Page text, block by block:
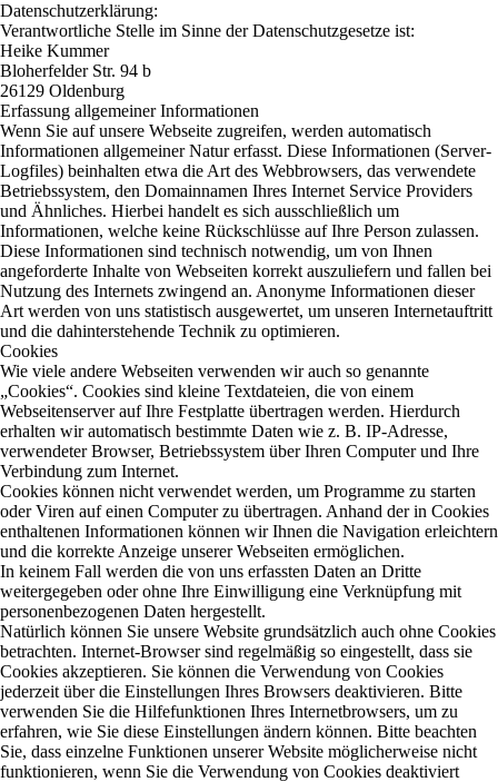
Datenschutzerklärung:
Verantwortliche Stelle im Sinne der Datenschutzgesetze ist:
Heike Kummer
Bloherfelder Str. 94 b
26129 Oldenburg
Erfassung allgemeiner Informationen
Wenn Sie auf unsere Webseite zugreifen, werden automatisch
Informationen allgemeiner Natur erfasst. Diese Informationen (Server-
Logfiles) beinhalten etwa die Art des Webbrowsers, das verwendete
Betriebssystem, den Domainnamen Ihres Internet Service Providers
und Ähnliches. Hierbei handelt es sich ausschließlich um
Informationen, welche keine Rückschlüsse auf Ihre Person zulassen.
Diese Informationen sind technisch notwendig, um von Ihnen
angeforderte Inhalte von Webseiten korrekt auszuliefern und fallen bei
Nutzung des Internets zwingend an. Anonyme Informationen dieser
Art werden von uns statistisch ausgewertet, um unseren Internetauftritt
und die dahinterstehende Technik zu optimieren.
Cookies
Wie viele andere Webseiten verwenden wir auch so genannte
„Cookies“. Cookies sind kleine Textdateien, die von einem
Webseitenserver auf Ihre Festplatte übertragen werden. Hierdurch
erhalten wir automatisch bestimmte Daten wie z. B. IP-Adresse,
verwendeter Browser, Betriebssystem über Ihren Computer und Ihre
Verbindung zum Internet.
Cookies können nicht verwendet werden, um Programme zu starten
oder Viren auf einen Computer zu übertragen. Anhand der in Cookies
enthaltenen Informationen können wir Ihnen die Navigation erleichtern
und die korrekte Anzeige unserer Webseiten ermöglichen.
In keinem Fall werden die von uns erfassten Daten an Dritte
weitergegeben oder ohne Ihre Einwilligung eine Verknüpfung mit
personenbezogenen Daten hergestellt.
Natürlich können Sie unsere Website grundsätzlich auch ohne Cookies
betrachten. Internet-Browser sind regelmäßig so eingestellt, dass sie
Cookies akzeptieren. Sie können die Verwendung von Cookies
jederzeit über die Einstellungen Ihres Browsers deaktivieren. Bitte
verwenden Sie die Hilfefunktionen Ihres Internetbrowsers, um zu
erfahren, wie Sie diese Einstellungen ändern können. Bitte beachten
Sie, dass einzelne Funktionen unserer Website möglicherweise nicht
funktionieren, wenn Sie die Verwendung von Cookies deaktiviert